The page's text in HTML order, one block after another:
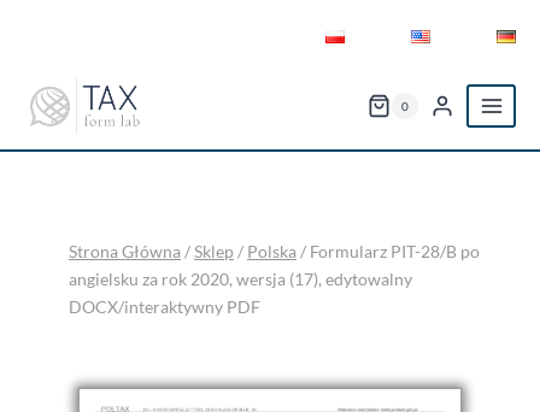
0
Strona Główna/Sklep/ Polska/ Formularz PIT-28/B po
angielsku za rok 2020, wersja (17), edytowalny
DOCX/interaktywny PDF